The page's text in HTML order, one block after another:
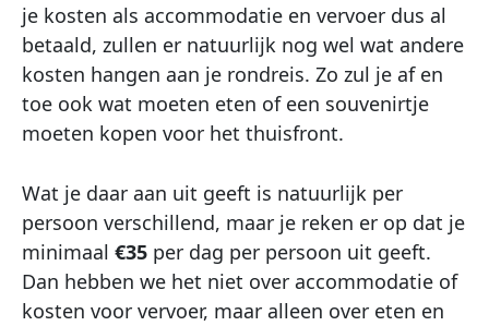
je kosten als accommodatie en vervoer dus al
betaald, zullen er natuurlijk nog wel wat andere
kosten hangen aan je rondreis. Zo zul je af en
toe ook wat moeten eten of een souvenirtje
moeten kopen voor het thuisfront.
Wat je daar aan uit geeft is natuurlijk per
persoon verschillend, maar je reken er op dat je
minimaal €35 per dag per persoon uit geeft.
Dan hebben we het niet over accommodatie of
kosten voor vervoer, maar alleen over eten en